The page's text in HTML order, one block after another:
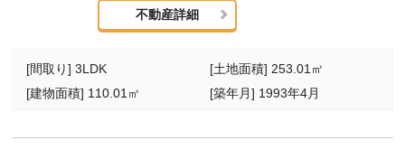
不動産詳細
[間取り] 3LDK
[土地面積] 253.01㎡
[建物面積] 110.01㎡
[築年月] 1993年4月